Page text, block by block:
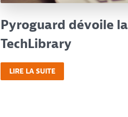
Pyroguard dévoile la
TechLibrary
LIRE LA SUITE